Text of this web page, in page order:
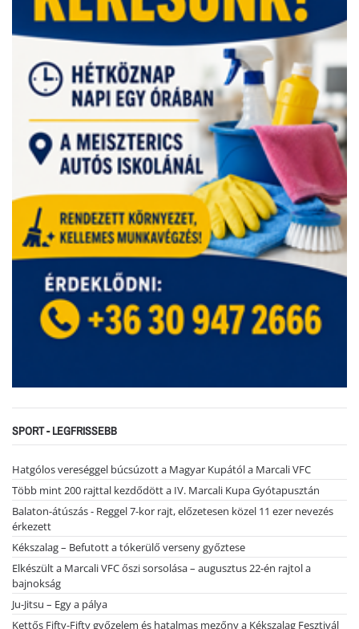
SPORT - LEGFRISSEBB
Hatgólos vereséggel búcsúzott a Magyar Kupától a Marcali VFC
Több mint 200 rajttal kezdődött a IV. Marcali Kupa Gyótapusztán
Balaton-átúszás - Reggel 7-kor rajt, előzetesen közel 11 ezer nevezés
érkezett
Kékszalag – Befutott a tókerülő verseny győztese
Elkészült a Marcali VFC őszi sorsolása – augusztus 22-én rajtol a
bajnokság
Ju-Jitsu – Egy a pálya
Kettős Fifty-Fifty győzelem és hatalmas mezőny a Kékszalag Fesztivál